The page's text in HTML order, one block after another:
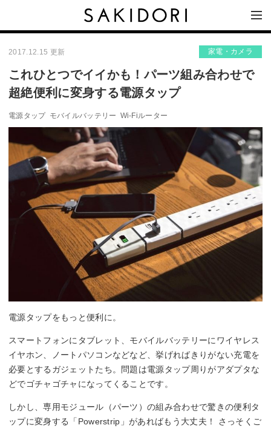
2017.12.15 更新 家電・カメラ
これひとつでイイかも！パーツ組み合わせで
超絶便利に変身する電源タップ
電源タップ モバイルバッテリー Wi-Fiルーター
電源タップをもっと便利に。
スマートフォンにタブレット、モバイルバッテリーにワイヤレス
イヤホン、ノートパソコンなどなど、挙げればきりがない充電を
必要とするガジェットたち。問題は電源タップ周りがアダプタな
どでゴチャゴチャになってくることです。
しかし、専用モジュール（パーツ）の組み合わせで驚きの便利タ
ップに変身する「Powerstrip」があればもう大丈夫！ さっそくご